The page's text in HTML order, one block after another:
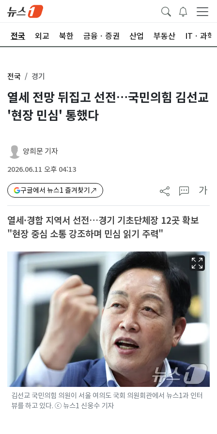
전국 외교 북한 금융ㆍ증권 산업 부동산 ITㆍ과학
전국 경기
열세 전망 뒤집고 선전…국민의힘 김선교
'현장 민심' 통했다
양희문 기자
2026.06.11 오후 04:13
구글에서 뉴스1 즐겨찾기 가
열세·경합 지역서 선전…경기 기초단체장 12곳 확보
"현장 중심 소통 강조하며 민심 읽기 주력"
김선교 국민의힘 의원이 서울 여의도 국회 의원회관에서 뉴스1과 인터
뷰를 하고 있다. ⓒ 뉴스1 신웅수 기자